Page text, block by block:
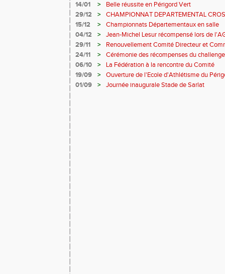
14/01
>
Belle réussite en Périgord Vert
29/12
>
CHAMPIONNAT DEPARTEMENTAL
2024/2025
15/12 >
Championnats Départementaux en salle
04/12
>
Jean-Michel Lesur récompensé lors de
29/11
>
Renouvellement Comité Directeur et
24/11
>
Cérémonie des récompenses du
Périgord" saison 2024
06/10 >
La Fédération à la rencontre du Comité
19/09
>
Ouverture de l'Ecole d'Athlétisme du
01/09
> Journée inaugurale Stade de Sarlat